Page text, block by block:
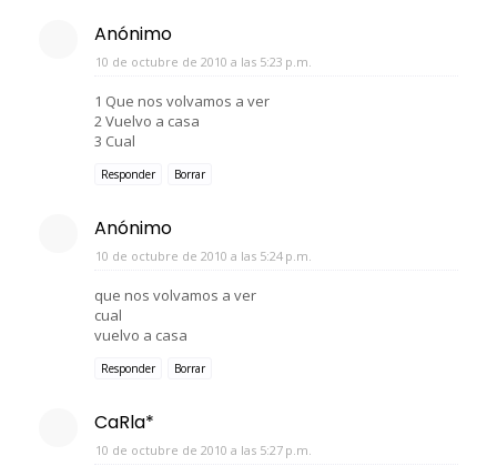
Anónimo
10 de octubre de 2010 a las 5:23 p.m.
1 Que nos volvamos a ver
2 Vuelvo a casa
3 Cual
Responder Borrar
Anónimo
10 de octubre de 2010 a las 5:24 p.m.
que nos volvamos a ver
cual
vuelvo a casa
Responder Borrar
CaRla*
10 de octubre de 2010 a las 5:27 p.m.